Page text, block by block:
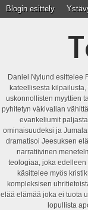
Blogin esittely
Daniel Nylund esittelee
kateellisesta
uskonnollisten myyttien
pyhitetyn väkivallan
evankeliumit
ominaisuudeksi ja
dramatisoi Jeesuksen
narratiivinen
teologiaa, joka
käsittelee myös
kompleksisen
elää elämää joka ei tuota
lopullista